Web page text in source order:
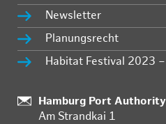
Newsletter
Planungsrecht
Habitat Festival 2023
:
Hamburg Port
Am Strandkai 1